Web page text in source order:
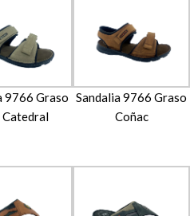
9766 Graso
Catedral
Sandalia 9766 Graso
Coñac